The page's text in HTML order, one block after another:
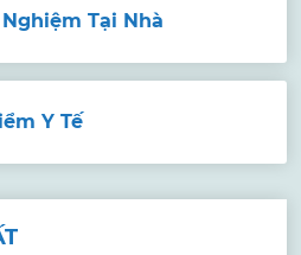
Tại Nhà
Y Tế